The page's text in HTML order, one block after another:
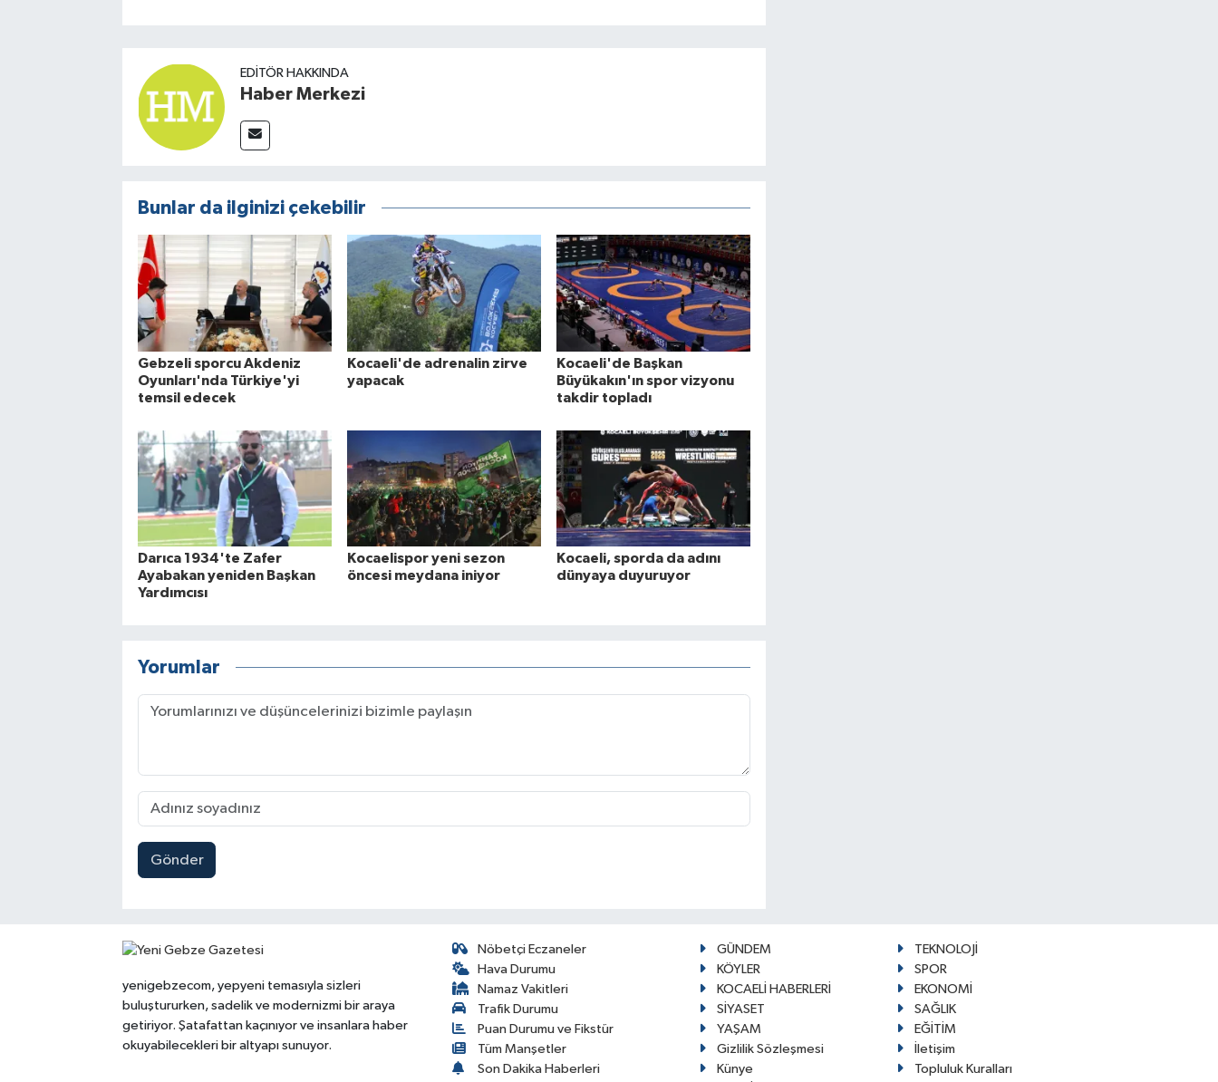
EDITÖR HAKKINDA
Haber Merkezi
Bunlar da ilginizi çekebilir
Gebzeli sporcu Akdeniz
Oyunları'nda Türkiye'yi
temsil edecek
Kocaeli'de adrenalin zirve
yapacak
Kocaeli'de Başkan
Büyükakın'ın spor vizyonu
takdir topladı
Darıca 1934'te Zafer
Ayabakan yeniden Başkan
Yardımcısı
Kocaelispor yeni sezon
öncesi meydana iniyor
Kocaeli, sporda da adını
dünyaya duyuruyor
Yorumlar
Gönder
yenigebzecom, yepyeni temasıyla sizleri
buluştururken, sadelik ve modernizmi bir araya
getiriyor. Şatafattan kaçınıyor ve insanlara haber
okuyabilecekleri bir altyapı sunuyor.
Nöbetçi Eczaneler
Hava Durumu
Namaz Vakitleri
Trafik Durumu
Puan Durumu ve Fikstür
Tüm Manşetler
Son Dakika Haberleri
GÜNDEM
TEKNOLOJİ
KÖYLER
SPOR
KOCAELİ HABERLERİ
EKONOMİ
SİYASET
SAĞLIK
YAŞAM
EĞİTİM
Gizlilik Sözleşmesi
İletişim
Künye
Topluluk Kuralları